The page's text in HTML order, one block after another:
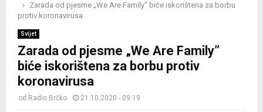
Zarada od pjesme „We Are Family” biće iskorištena za borbu
protiv koronavirusa
Svijet
Zarada od pjesme „We Are Family”
biće iskorištena za borbu protiv
koronavirusa
od Radio Brčko 21.10.2020 - 09:19